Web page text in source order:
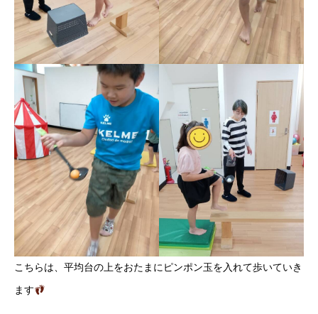
こちらは、平均台の上をおたまにピンポン玉を入れて歩いていき
ます